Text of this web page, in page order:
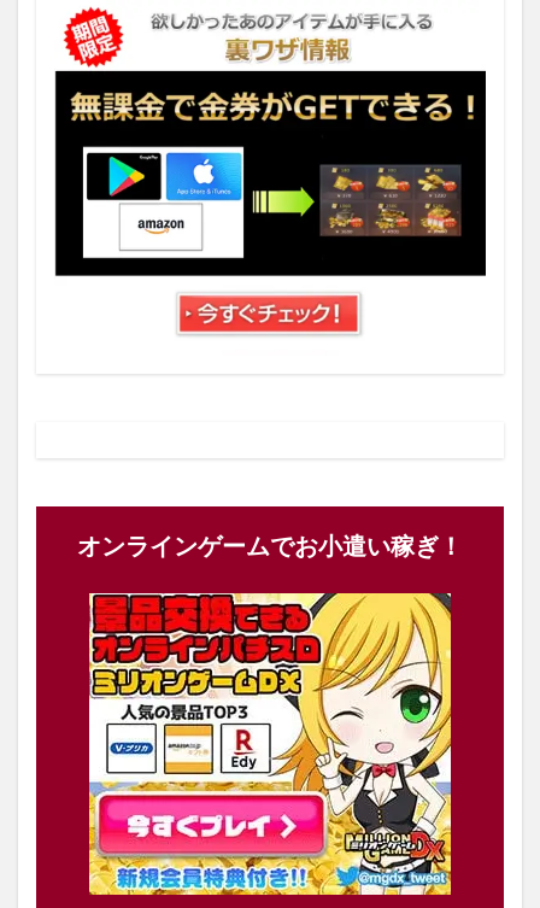
オンラインゲームでお小遣い稼ぎ！